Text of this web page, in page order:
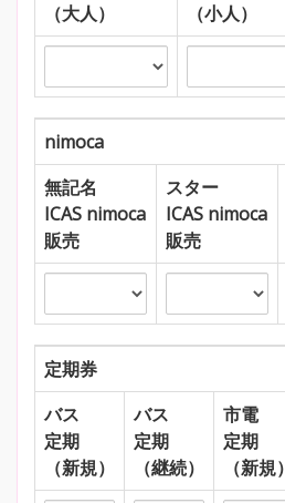
（大人）
（小人）
nimoca
無記名
ICAS nimoca
販売
スター
ICAS nimoca
販売
定期券
バス
定期
（新規）
バス
定期
（継続）
市電
定期
（新規）